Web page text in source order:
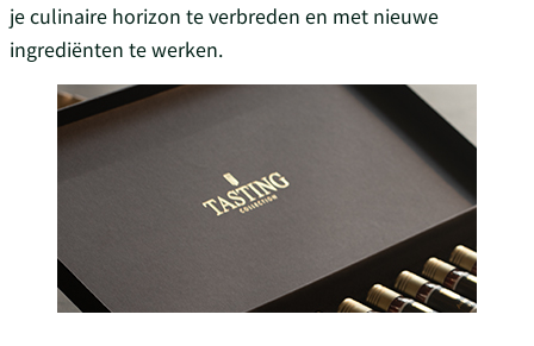
je culinaire horizon te verbreden en met nieuwe
ingrediënten te werken.